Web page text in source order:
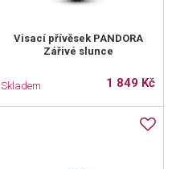
Visací přívěsek PANDORA
Zářivé slunce
Skladem 1 849 Kč